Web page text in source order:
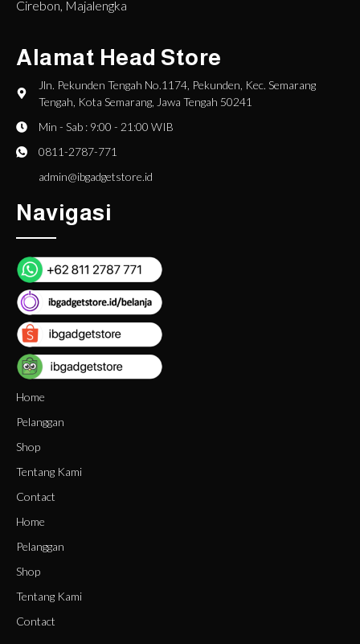
Cirebon, Majalengka
Alamat Head Store
Jln. Pekunden Tengah No.1174, Pekunden, Kec. Semarang
Tengah, Kota Semarang, Jawa Tengah 50241
Min - Sab : 9:00 - 21:00 WIB
0811-2787-771
admin@ibgadgetstore.id
Navigasi
Home
Pelanggan
Shop
Tentang Kami
Contact
Home
Pelanggan
Shop
Tentang Kami
Contact